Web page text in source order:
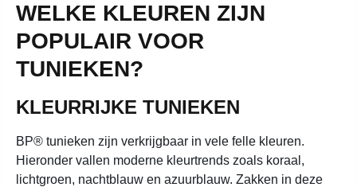
WELKE KLEUREN ZIJN
POPULAIR VOOR
TUNIEKEN?
KLEURRIJKE TUNIEKEN
BP® tunieken zijn verkrijgbaar in vele felle kleuren.
Hieronder vallen moderne kleurtrends zoals koraal,
lichtgroen, nachtblauw en azuurblauw. Zakken in deze